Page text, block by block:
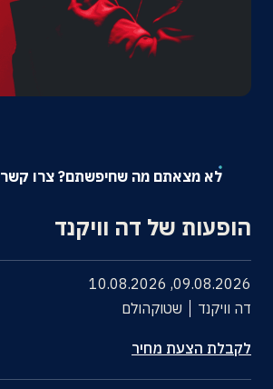
לא מצאתם מה שחיפשתם? צרו קשר
הופעות של דה וויקנד
09.08.2026
,
10.08.2026
דה וויקנד
שטוקהולם
לקבלת הצעת מחיר